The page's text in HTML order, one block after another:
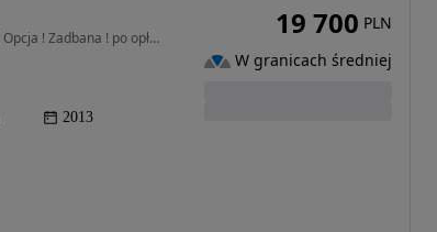
1956 cm3 • 130 KM • Cosmo ! 2.0CDTI 130KM ! Manual ! Full Opcja ! Zadbana ! po opłatach !
2013
19 700 PLN
W granicach średniej